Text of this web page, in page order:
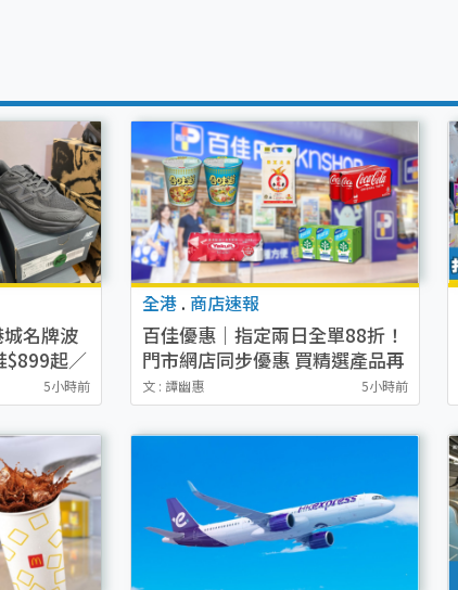
名牌波
$899起／
5小時前
全港 . 商店速報
百佳優惠｜指定兩日全單88折！
門市網店同步優惠 買精選產品再
減$8
文 : 譚幽惠 5小時前